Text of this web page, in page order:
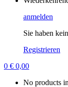
anmelden
Sie haben
Registrieren
0 € 0,00
No products